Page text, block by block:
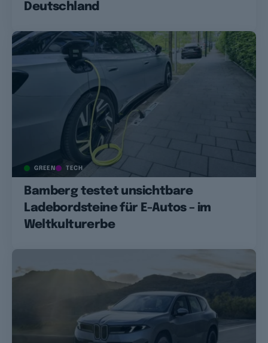
Deutschland
GREEN TECH
Bamberg testet unsichtbare
Ladebordsteine für E-Autos – im
Weltkulturerbe